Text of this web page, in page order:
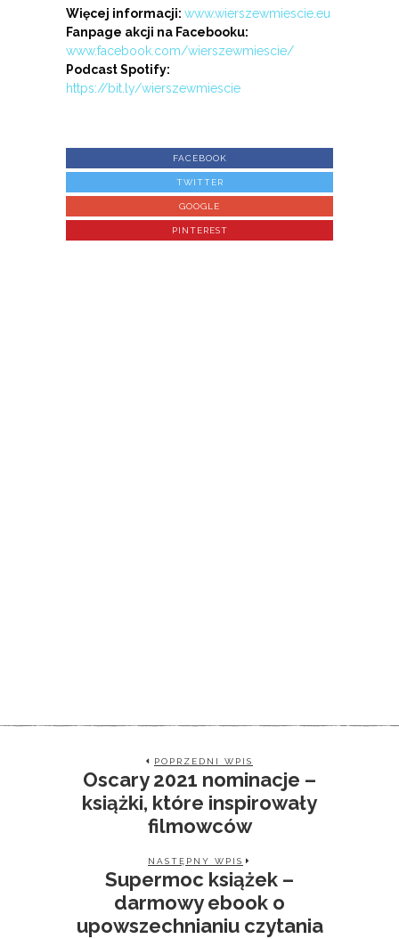
Więcej informacji: www.wierszewmiescie.eu
Fanpage akcji na Facebooku:
www.facebook.com/wierszewmiescie/
Podcast Spotify:
https://bit.ly/wierszewmiescie
FACEBOOK
TWITTER
GOOGLE
PINTEREST
POPRZEDNI WPIS
Oscary 2021 nominacje –
książki, które inspirowały
filmowców
NASTĘPNY WPIS
Supermoc książek –
darmowy ebook o
upowszechnianiu czytania